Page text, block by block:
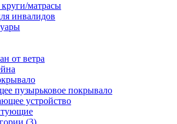
матрасы
инвалидов
от ветра
пузырьковое покрывало
устройство
(3)